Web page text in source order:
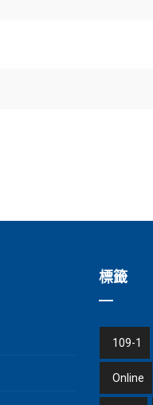
標籤
109-1
Online